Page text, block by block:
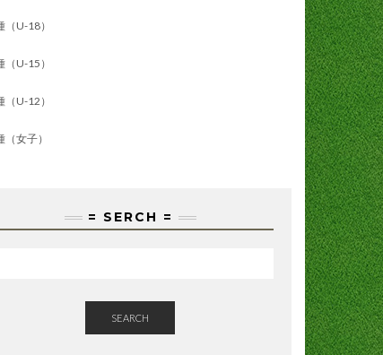
（U-18）
（U-15）
（U-12）
（女子）
= SERCH =
SEARCH